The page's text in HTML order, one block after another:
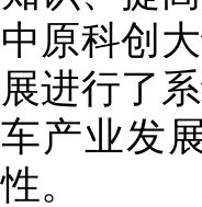
中原科创
展进行了
车产业发
性。